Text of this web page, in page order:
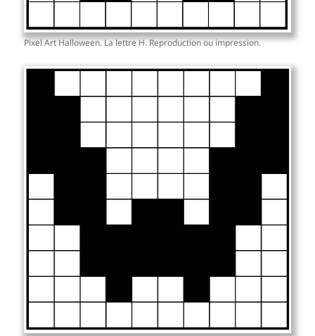
Pixel Art Halloween. La lettre H. Reproduction ou impression.